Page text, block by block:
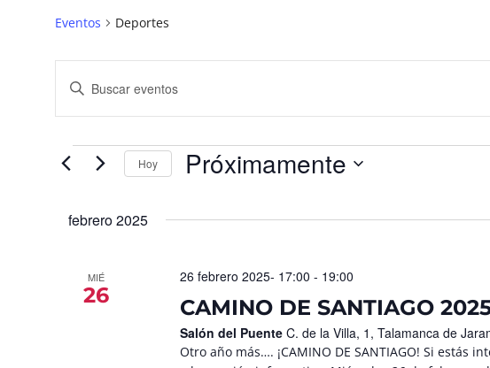
Eventos Deportes
de
búsqueda
vistas
Eventos
palabra
clave.
para
la
palabra
Hoy Próximamente
febrero 2025
MIÉ
26 CAMINO DE SANTIAGO
26 febrero 2025- 17:00 - 19:00
Salón del Puente C. de la Villa, 1, Talamanca de
Otro año más…. ¡CAMINO DE SANTIAGO! Si estás